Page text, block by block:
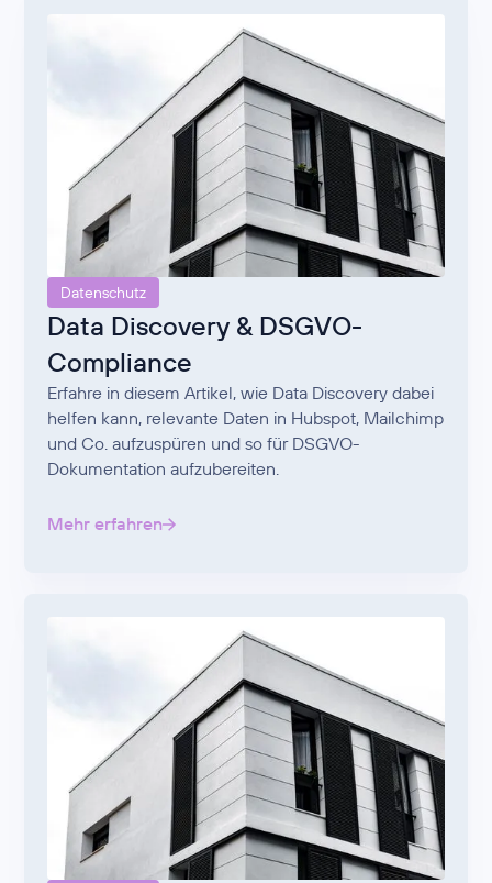
Datenschutz
Data Discovery & DSGVO-
Compliance
Erfahre in diesem Artikel, wie Data Discovery dabei
helfen kann, relevante Daten in Hubspot, Mailchimp
und Co. aufzuspüren und so für DSGVO-
Dokumentation aufzubereiten.
Mehr erfahren